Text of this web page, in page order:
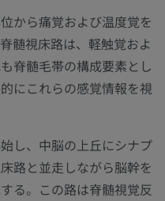
から痛覚および温度覚を
髄視床路は、軽触覚およ
脊髄毛帯の構成要素とし
にこれらの感覚情報を視
し、中脳の上丘にシナプ
路と並走しながら脳幹を
る。この路は脊髄視覚反